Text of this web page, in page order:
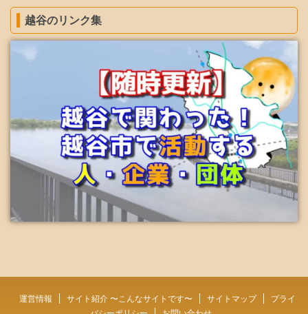
越谷のリンク集
運営情報 サイト紹介 〜こんなサイトです〜 サイトマップ
プライ